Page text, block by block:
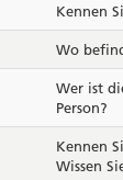
Kennen
Wo
Wer ist
Person?
Kennen
Wissen